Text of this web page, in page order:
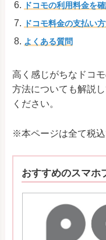
ドコモの利用料金を
ドコモ料金の支払い
よくある質問
高く感じがちなドコ
方法についても解説
ください。
※本ページは全て税込
おすすめのスマホ